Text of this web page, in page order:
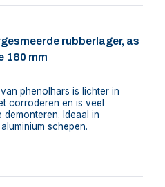
rubberlager, as
180 mm
phenolhars is lichter in
corroderen en is veel
demonteren. Ideaal in
schepen.